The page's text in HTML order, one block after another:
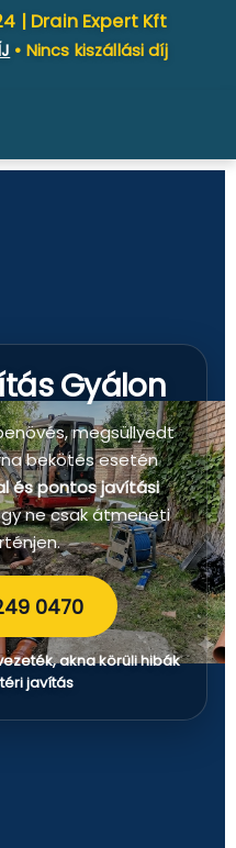
| Drain Expert Kft
• Nincs kiszállási díj
Gyálon
megsüllyedt
bekötés esetén
és pontos javítási
ne csak átmeneti
0470
akna körüli hibák
javítás